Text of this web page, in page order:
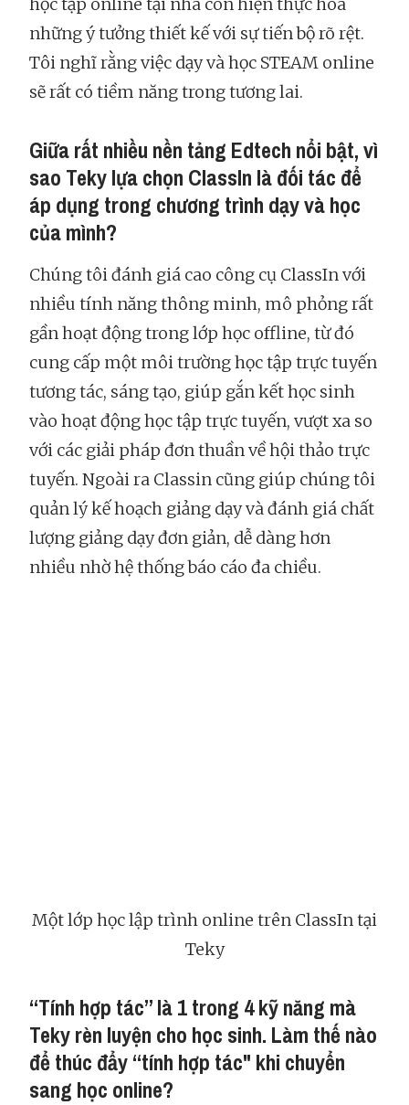
những ý tưởng thiết kế với sự tiến bộ rõ rệt.
Tôi nghĩ rằng việc dạy và học STEAM online
sẽ rất có tiềm năng trong tương lai.
Giữa rất nhiều nền tảng Edtech nổi bật, vì
sao Teky lựa chọn ClassIn là đối tác để
áp dụng trong chương trình dạy và học
của mình?
Chúng tôi đánh giá cao công cụ ClassIn với
nhiều tính năng thông minh, mô phỏng rất
gần hoạt động trong lớp học offline, từ đó
cung cấp một môi trường học tập trực tuyến
tương tác, sáng tạo, giúp gắn kết học sinh
vào hoạt động học tập trực tuyến, vượt xa so
với các giải pháp đơn thuần về hội thảo trực
tuyến. Ngoài ra Classin cũng giúp chúng tôi
quản lý kế hoạch giảng dạy và đánh giá chất
lượng giảng dạy đơn giản, dễ dàng hơn
nhiều nhờ hệ thống báo cáo đa chiều.
Một lớp học lập trình online trên ClassIn tại
Teky
“Tính hợp tác” là 1 trong 4 kỹ năng mà
Teky rèn luyện cho học sinh. Làm thế nào
để thúc đẩy “tính hợp tác" khi chuyển
sang học online?